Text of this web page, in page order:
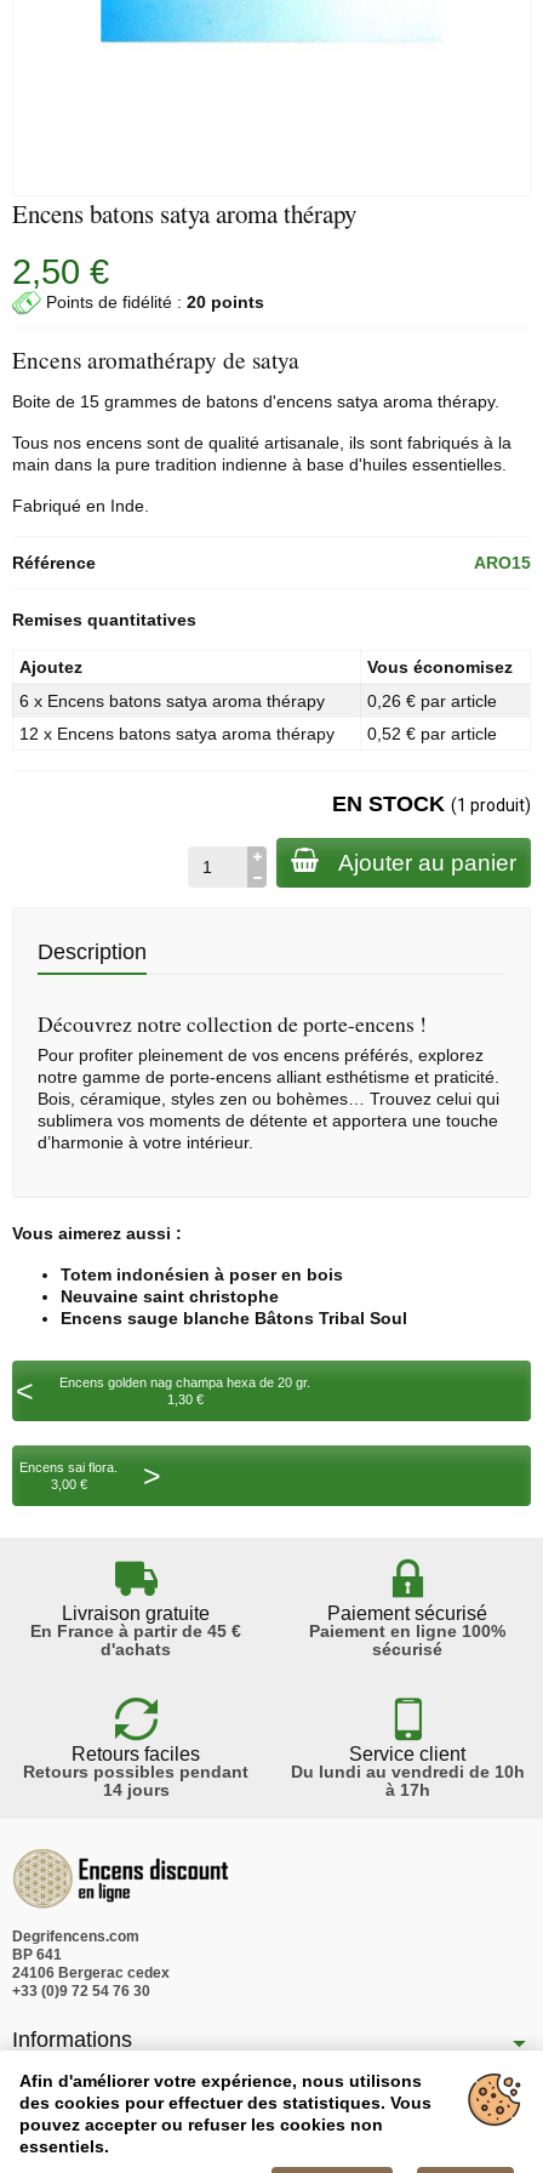
Encens batons satya aroma thérapy
2,50 €
Points de fidélité : 20 points
Encens aromathérapy de satya
Boite de 15 grammes de batons d'encens satya aroma thérapy.
Tous nos encens sont de qualité artisanale, ils sont fabriqués à la
main dans la pure tradition indienne à base d'huiles essentielles.
Fabriqué en Inde.
Référence ARO15
Remises quantitatives
Ajoutez
Vous économisez
6 x Encens batons satya aroma thérapy
0,26 € par article
12 x Encens batons satya aroma thérapy
0,52 € par article
EN STOCK (1 produit)
Ajouter au panier
Description
Découvrez notre collection de porte-encens !
Pour profiter pleinement de vos encens préférés, explorez
notre gamme de porte-encens alliant esthétisme et praticité.
Bois, céramique, styles zen ou bohèmes… Trouvez celui qui
sublimera vos moments de détente et apportera une touche
d’harmonie à votre intérieur.
Vous aimerez aussi :
Totem indonésien à poser en bois
Neuvaine saint christophe
Encens sauge blanche Bâtons Tribal Soul
<
Encens golden nag champa hexa de 20 gr.
1,30 €
Encens sai flora.
3,00 €
>
Livraison gratuite
En France à partir de 45 €
d'achats
Paiement sécurisé
Paiement en ligne 100%
sécurisé
Retours faciles
Retours possibles pendant
14 jours
Service client
Du lundi au vendredi de 10h
à 17h
Degrifencens.com
BP 641
24106 Bergerac cedex
+33 (0)9 72 54 76 30
Informations
Nos produits
Notre société
Afin d'améliorer votre expérience, nous utilisons
des cookies pour effectuer des statistiques. Vous
pouvez accepter ou refuser les cookies non
essentiels.